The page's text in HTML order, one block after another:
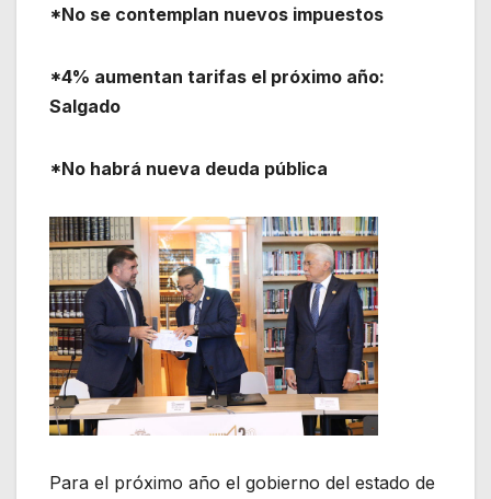
*No se contemplan nuevos impuestos
*4% aumentan tarifas el próximo año:
Salgado
*No habrá nueva deuda pública
Para el próximo año el gobierno del estado de